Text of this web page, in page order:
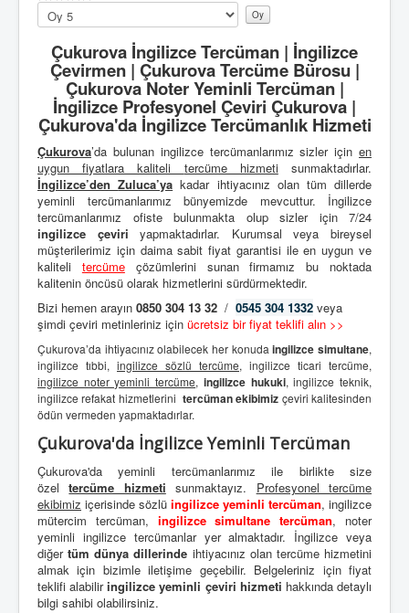
Lütfen
oylayın
Çukurova İngilizce Tercüman | İngilizce
Çevirmen | Çukurova Tercüme Bürosu |
Çukurova Noter Yeminli Tercüman |
İngilizce Profesyonel Çeviri Çukurova |
Çukurova'da İngilizce Tercümanlık Hizmeti
Çukurova’da bulunan ingilizce tercümanlarımız sizler için en
uygun fiyatlara kaliteli tercüme hizmetisunmaktadırlar.
İngilizce’den Zuluca’ya kadar ihtiyacınız olan tüm dillerde
yeminli tercümanlarımız bünyemizde mevcuttur. İngilizce
tercümanlarımız ofiste bulunmakta olup sizler için 7/24
ingilizce çeviri yapmaktadırlar. Kurumsal veya bireysel
müşterilerimiz için daima sabit fiyat garantisi ile en uygun ve
kaliteli tercümeçözümlerini sunan firmamız bu noktada
kalitenin öncüsü olarak hizmetlerini sürdürmektedir.
Bizi hemen arayın 0850 304 13 32 / 0545 304 1332 veya
şimdi çeviri metinleriniz için ücretsiz bir fiyat teklifi alın >>
Çukurova’da ihtiyacınız olabilecek her konudaingilizce simultane,
ingilizce tıbbi, ingilizce sözlü tercüme, ingilizce ticari tercüme,
ingilizce noter yeminli tercüme, ingilizce hukuki, ingilizce teknik,
ingilizce refakat hizmetlerini tercüman ekibimiz çeviri kalitesinden
ödün vermeden yapmaktadırlar.
Çukurova'da İngilizce Yeminli Tercüman
Çukurova'da yeminli tercümanlarımız ile birlikte size
özeltercüme hizmeti sunmaktayız. Profesyonel tercüme
ekibimiz içerisinde sözlü ingilizce yeminli tercüman, ingilizce
mütercim tercüman, ingilizce simultane tercüman, noter
yeminli ingilizce tercümanlar yer almaktadır. İngilizce veya
diğertüm dünya dillerinde ihtiyacınız olan tercüme hizmetini
almak için bizimle iletişime geçebilir. Belgeleriniz için fiyat
teklifi alabiliringilizce yeminli çeviri hizmeti hakkında detaylı
bilgi sahibi olabilirsiniz.